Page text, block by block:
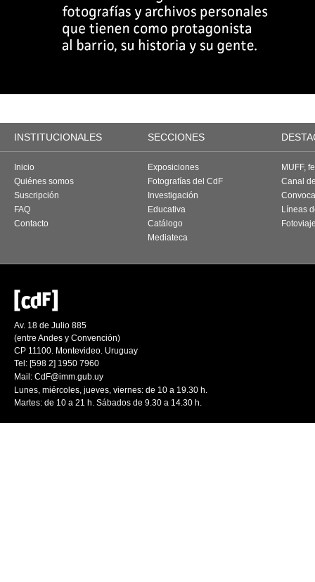
INSTITUCIONALES SECCIONES
Inicio
Quiénes somos
Suscripción
FAQ
Contacto
Exposiciones
Fotografías del CdF
Investigación
Educativa
Catálogo
Mediateca
MUFF,
Canal
Líneas
Av. 18 de Julio 885
(entre Andes y Convención)
CP 11100. Montevideo. Uruguay
Tel: [598 2] 1950 7960
Mail: CdF@imm.gub.uy
Lunes, miércoles, jueves, viernes: de 10 a 19.30 h.
Martes: de 10 a 21 h. Sábados de 9.30 a 14.30 h.